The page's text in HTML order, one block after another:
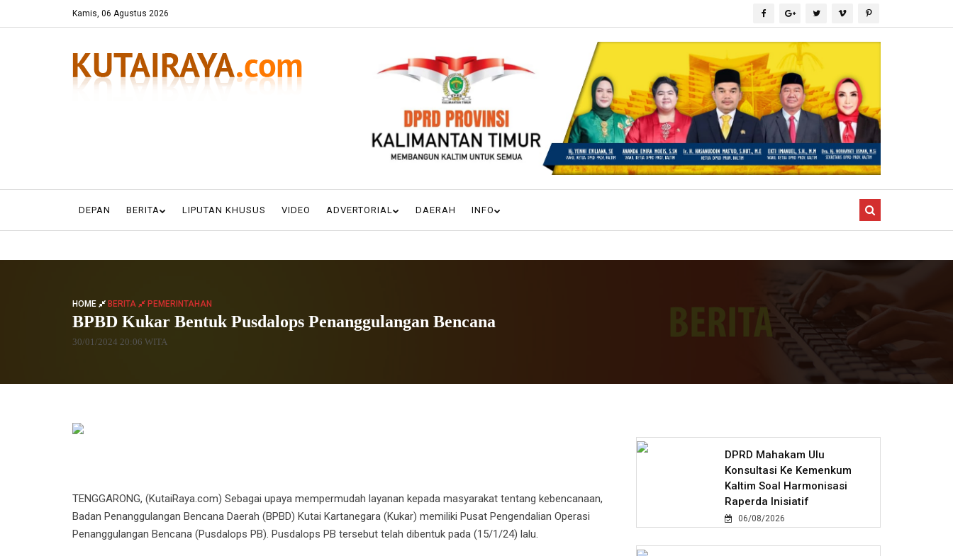
Kamis, 06 Agustus 2026
DEPAN BERITA LIPUTAN KHUSUS VIDEO ADVERTORIAL DAERAH INFO
HOME BERITA PEMERINTAHAN
BPBD Kukar Bentuk Pusdalops Penanggulangan Bencana
30/01/2024 20:06 WITA
TENGGARONG, (KutaiRaya.com) Sebagai upaya mempermudah layanan kepada masyarakat tentang kebencanaan,
Badan Penanggulangan Bencana Daerah (BPBD) Kutai Kartanegara (Kukar) memiliki Pusat Pengendalian Operasi
Penanggulangan Bencana (Pusdalops PB). Pusdalops PB tersebut telah dibentuk pada (15/1/24) lalu.
DPRD Mahakam Ulu
Konsultasi Ke Kemenkum
Kaltim Soal Harmonisasi
Raperda Inisiatif
06/08/2026